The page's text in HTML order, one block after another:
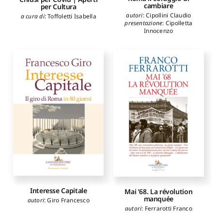
per Cultura
a cura di:Toffoletti Isabella
cambiare
autori:Cipollini Claudio
presentazione: Cipolletta
Innocenzo
Interesse Capitale
autori:Giro Francesco
Mai ’68. La révolution
manquée
autori: Ferrarotti Franco